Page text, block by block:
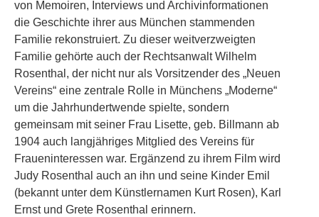
von Memoiren, Interviews und Archivinformationen
die Geschichte ihrer aus München stammenden
Familie rekonstruiert. Zu dieser weitverzweigten
Familie gehörte auch der Rechtsanwalt Wilhelm
Rosenthal, der nicht nur als Vorsitzender des „Neuen
Vereins“ eine zentrale Rolle in Münchens „Moderne“
um die Jahrhundertwende spielte, sondern
gemeinsam mit seiner Frau Lisette, geb. Billmann ab
1904 auch langjähriges Mitglied des Vereins für
Fraueninteressen war. Ergänzend zu ihrem Film wird
Judy Rosenthal auch an ihn und seine Kinder Emil
(bekannt unter dem Künstlernamen Kurt Rosen), Karl
Ernst und Grete Rosenthal erinnern.